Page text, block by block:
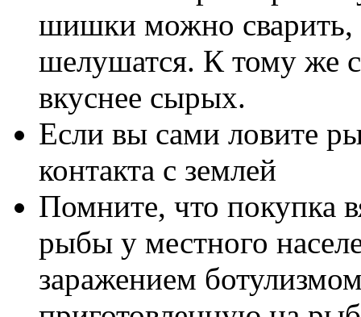
шишки можно сварить,
шелушатся. К тому же
вкуснее сырых.
Если вы сами ловите
контакта с землей
Помните, что покупка
рыбы у местного
заражением